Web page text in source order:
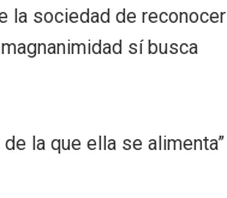
la sociedad de reconocer
sí busca
la que ella se alimenta”